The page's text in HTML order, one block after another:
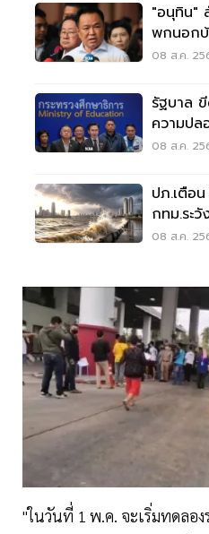
"อนุทิน"
พกนอกบ้
โดนหนัก
08 ส.ค.
รัฐบาล
ความป
บูลลี่
08 ส.ค.
ปภ.เตือ
กทม.ระวั
ส.ค.69
08 ส.ค.
"ในวันที่ 1 พ.ค. จะเริ่มทดลอ